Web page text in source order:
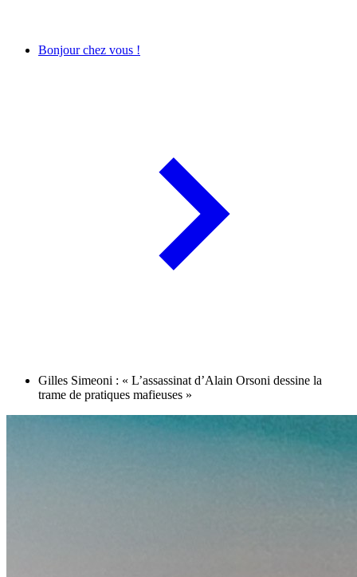
Bonjour chez vous !
Gilles Simeoni : « L’assassinat d’Alain Orsoni dessine la
trame de pratiques mafieuses »